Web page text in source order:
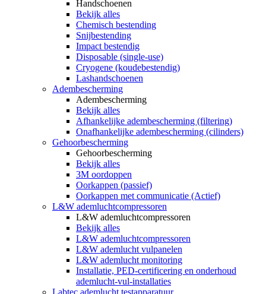
Handschoenen
Bekijk alles
Chemisch bestending
Snijbestending
Impact bestendig
Disposable (single-use)
Cryogene (koudebestendig)
Lashandschoenen
Adembescherming
Adembescherming
Bekijk alles
Afhankelijke adembescherming (filtering)
Onafhankelijke adembescherming (cilinders)
Gehoorbescherming
Gehoorbescherming
Bekijk alles
3M oordoppen
Oorkappen (passief)
Oorkappen met communicatie (Actief)
L&W ademluchtcompressoren
L&W ademluchtcompressoren
Bekijk alles
L&W ademluchtcompressoren
L&W ademlucht vulpanelen
L&W ademlucht monitoring
Installatie, PED-certificering en onderhoud
ademlucht-vul-installaties
Labtec ademlucht testapparatuur